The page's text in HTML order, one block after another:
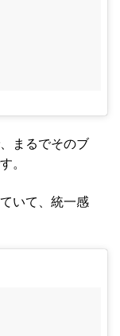
まるでそのブ
。
いて、統一感